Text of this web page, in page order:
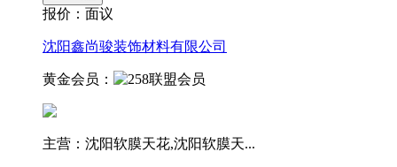
报价： 面议
沈阳鑫尚骏装饰材料有限公司
黄金会员：
主营：沈阳软膜天花,沈阳软膜天...